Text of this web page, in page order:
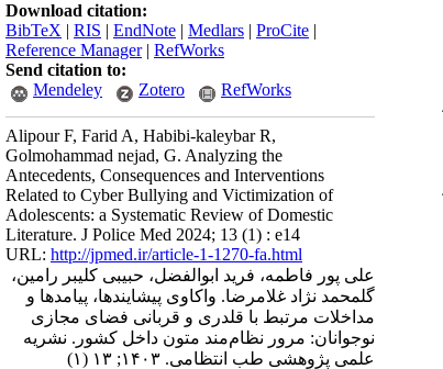
Download citation:
BibTeX | RIS | EndNote | Medlars | ProCite |
Reference Manager| RefWorks
Send citation to:
Mendeley
Zotero RefWorks
Alipour F, Farid A, Habibi-kaleybar R,
Golmohammad nejad, G. Analyzing the
Antecedents, Consequences and Interventions
Related to Cyber Bullying and Victimization of
Adolescents: a Systematic Review of Domestic
Literature. J Police Med 2024; 13 (1) : e14
URL: http://jpmed.ir/article-1-1270-fa.html
علی پور فاطمه، فرید ابوالفضل، حبیبی کلیبر رامین،
گلمحمد نژاد غلامرضا. واکاوی پیشایندها، پیامدها و
مداخلات مرتبط با قلدری و قربانی فضای مجازی
نوجوانان: مرور نظام‌مند متون داخل کشور. نشریه
علمی پژوهشی طب انتظامی. ۱۴۰۳; ۱۳ (۱)